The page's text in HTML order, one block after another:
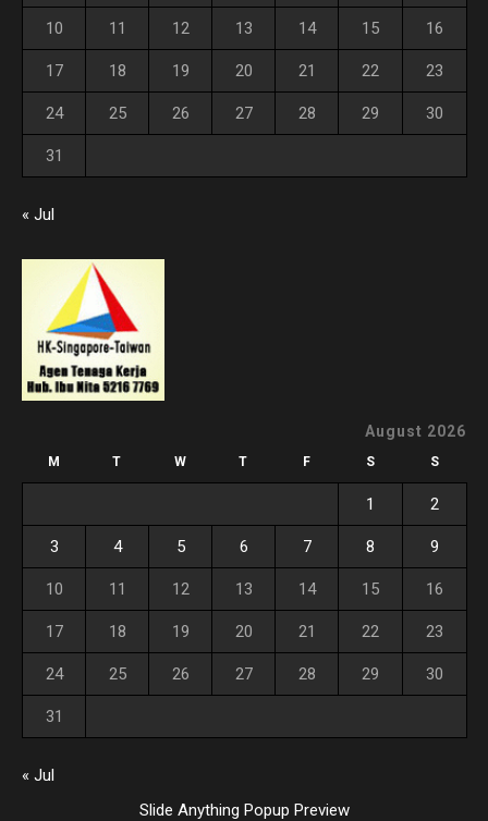
10 11 12 13 14 15 16
17 18 19 20 21 22 23
24 25 26 27 28 29 30
31
« Jul
August 2026
M T W T F S S
1 2
3 4 5 6 7 8 9
10 11 12 13 14 15 16
17 18 19 20 21 22 23
24 25 26 27 28 29 30
31
« Jul
Slide Anything Popup Preview